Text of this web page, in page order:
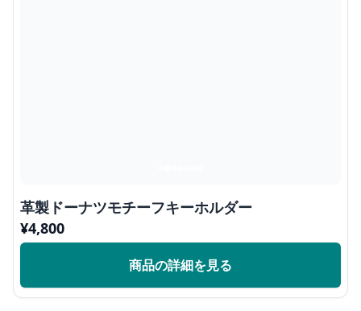
革製ドーナツモチーフキーホルダー
¥4,800
商品の詳細を見る